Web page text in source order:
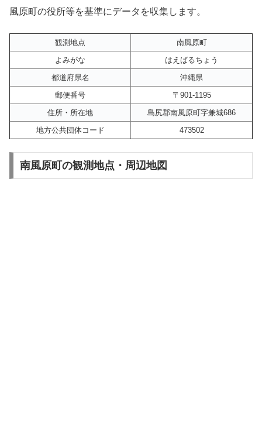
風原町の役所等を基準にデータを収集します。
観測地点
南風原町
よみがな
はえばるちょう
都道府県名
沖縄県
郵便番号
〒901-1195
住所・所在地
島尻郡南風原町字兼城686
地方公共団体コード
473502
南風原町の観測地点・周辺地図